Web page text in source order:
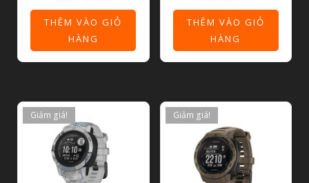
THÊM VÀO GIỎ
HÀNG
THÊM VÀO GIỎ
HÀNG
Giảm giá! Giảm giá!